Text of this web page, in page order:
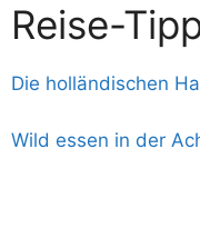
Reise-
Die holländischen
Wild essen in der